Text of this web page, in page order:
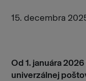
15. decembra
Od 1. januára
univerzálnej